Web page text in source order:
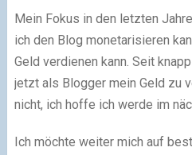
Mein Fokus in den letzten
ich den Blog monetarisieren
Geld verdienen kann. Seit
jetzt als Blogger mein Geld zu
nicht, ich hoffe ich werde im
Ich möchte weiter mich auf